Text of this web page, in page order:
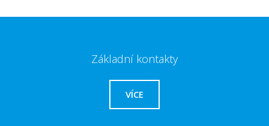
Základní kontakty
VÍCE